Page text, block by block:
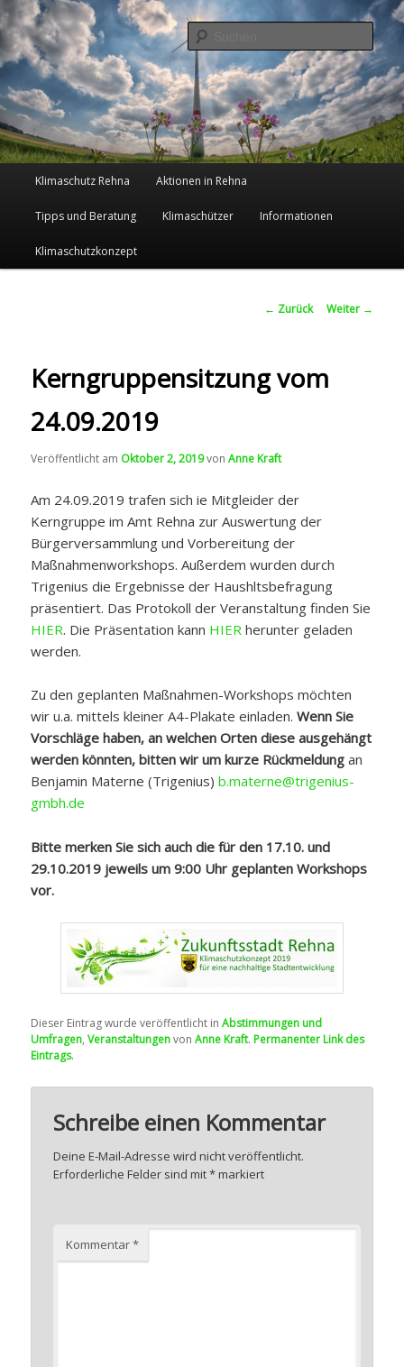
Klimaschutz in der Zukunftsstadt
Rehna
Hauptmenü
Zum
wechseln
Klimaschutz Rehna Aktionen in Rehna
Tipps und Beratung Klimaschützer Informationen
Klimaschutzkonzept
Beitrags-
← Zurück Weiter →
Kerngruppensitzung vom
24.09.2019
Veröffentlicht am Oktober 2, 2019vonAnne Kraft
Am 24.09.2019 trafen sich ie Mitgleider der
Kerngruppe im Amt Rehna zur Auswertung der
Bürgerversammlung und Vorbereitung der
Maßnahmenworkshops. Außerdem wurden durch
Trigenius die Ergebnisse der Haushltsbefragung
präsentiert. Das Protokoll der Veranstaltung finden Sie
HIER. Die Präsentation kann HIER herunter geladen
werden.
Zu den geplanten Maßnahmen-Workshops möchten
wir u.a. mittels kleiner A4-Plakate einladen.Wenn Sie
Vorschläge haben, an welchen Orten diese ausgehängt
werden könnten, bitten wir um kurze Rückmeldung an
Benjamin Materne (Trigenius)b.materne@trigenius-
gmbh.de
Bitte merken Sie sich auch die für den 17.10. und
29.10.2019 jeweils um 9:00 Uhr geplanten Workshops
vor.
Dieser Eintrag wurde veröffentlicht inAbstimmungen und
Umfragen,VeranstaltungenvonAnne Kraft. Permanenter Link des
Eintrags.
Schreibe einen Kommentar
Deine E-Mail-Adresse wird nicht veröffentlicht.
Erforderliche Felder sind mit*markiert
Kommentar*